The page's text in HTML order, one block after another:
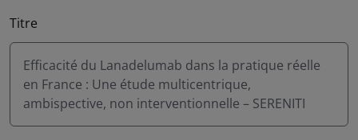
Titre
Efficacité du Lanadelumab dans la pratique réelle
en France : Une étude multicentrique,
ambispective, non interventionnelle – SERENITI